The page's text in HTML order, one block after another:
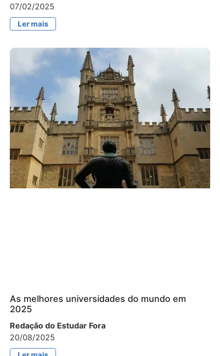
07/02/2025
Ler mais
As melhores universidades do mundo em
2025
Redação do Estudar Fora
20/08/2025